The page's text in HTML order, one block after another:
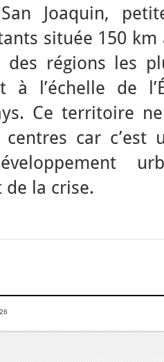
Joaquin,
située 150 km
des régions les
à l’échelle de
Ce territoire
car c’est
de la crise.